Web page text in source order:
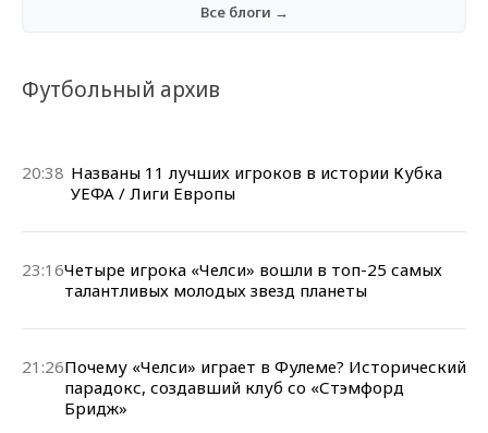
Все блоги →
Футбольный архив
20:38 Названы 11 лучших игроков в истории Кубка
УЕФА / Лиги Европы
23:16Четыре игрока «Челси» вошли в топ-25 самых
талантливых молодых звезд планеты
21:26Почему «Челси» играет в Фулеме? Исторический
парадокс, создавший клуб со «Стэмфорд
Бридж»